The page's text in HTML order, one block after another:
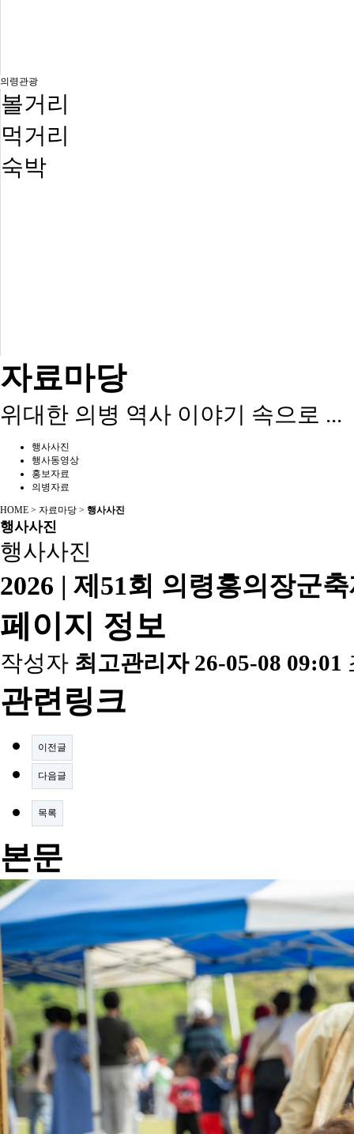
의령관광
볼거리
먹거리
숙박
자료마당
위대한 의병 역사 이야기 속으로 ...
행사사진
행사동영상
홍보자료
의병자료
HOME > 자료마당 > 행사사진
행사사진
행사사진
2026 | 제51회 의령홍의장군
페이지 정보
작성자 최고관리자 26-05-08 09:01
관련링크
이전글
다음글
목록
본문